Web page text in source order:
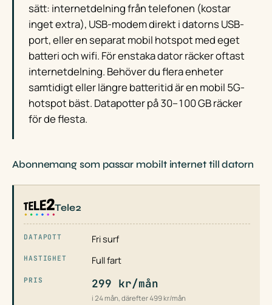
sätt: internetdelning från telefonen (kostar
inget extra), USB-modem direkt i datorns USB-
port, eller en separat mobil hotspot med eget
batteri och wifi. För enstaka dator räcker oftast
internetdelning. Behöver du flera enheter
samtidigt eller längre batteritid är en mobil 5G-
hotspot bäst. Datapotter på 30–100 GB räcker
för de flesta.
Abonnemang som passar mobilt internet till datorn
Tele2
Fri surf
Full fart
299 kr/mån
i 24 mån, därefter 499 kr/mån